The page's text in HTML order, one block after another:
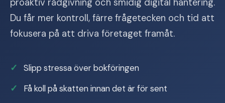
proaktiv rådgivning och smidig digital hantering.
Du får mer kontroll, färre frågetecken och tid att
fokusera på att driva företaget framåt.
Slipp stressa över bokföringen
Få koll på skatten innan det är för sent